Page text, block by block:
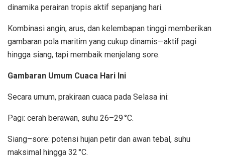
dinamika perairan tropis aktif sepanjang hari.
Kombinasi angin, arus, dan kelembapan tinggi memberikan
gambaran pola maritim yang cukup dinamis—aktif pagi
hingga siang, tapi membaik menjelang sore.
Gambaran Umum Cuaca Hari Ini
Secara umum, prakiraan cuaca pada Selasa ini:
Pagi: cerah berawan, suhu 26–29 °C.
Siang–sore: potensi hujan petir dan awan tebal, suhu
maksimal hingga 32 °C.